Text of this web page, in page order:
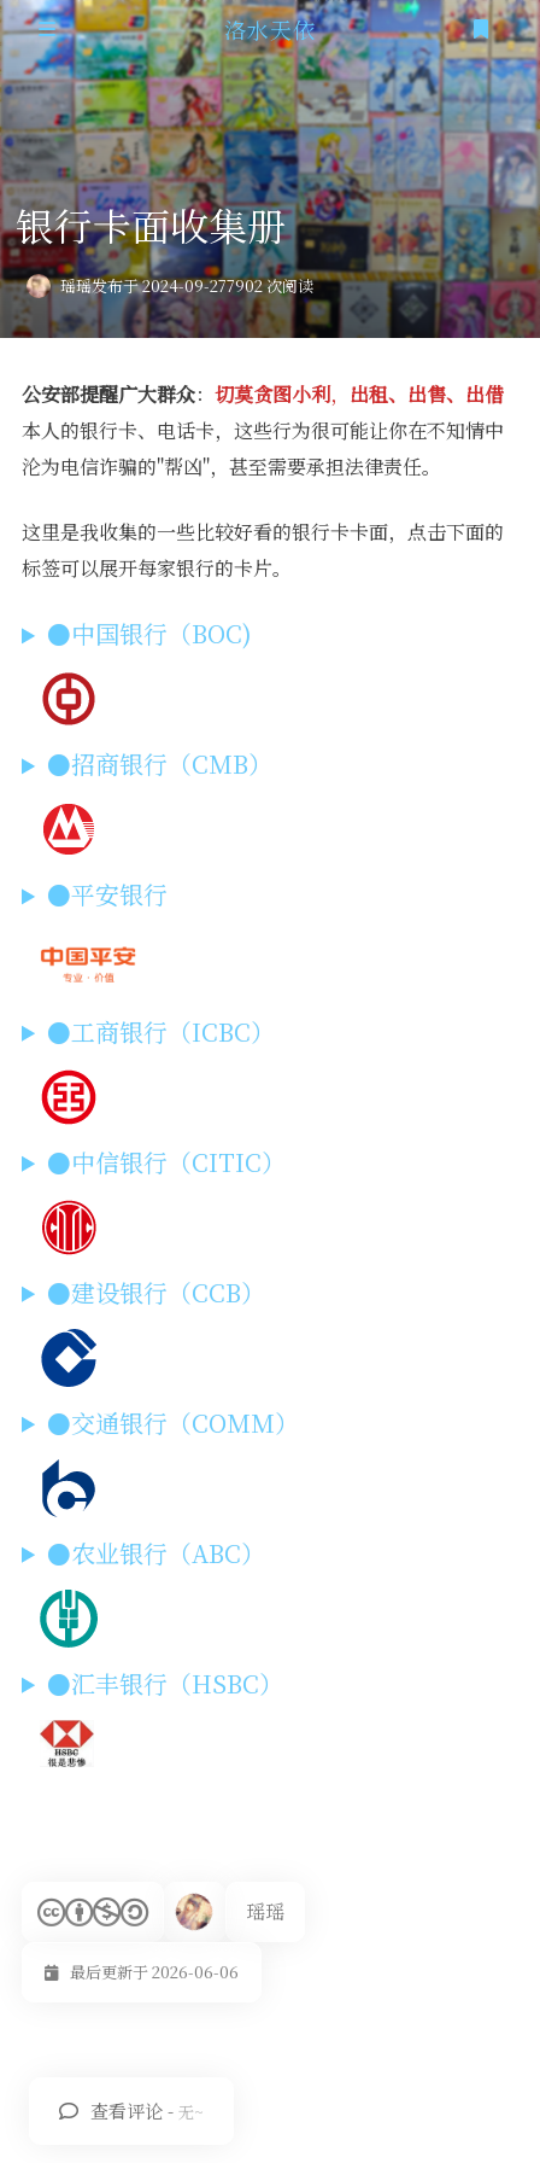
首页
时光机
追番
隐私政策
洛水天依
登录
银行卡面收集册
瑶瑶发布于 2024-09-277902 次阅读
公安部提醒广大群众： 切莫贪图小利， 出租、出售、出借
本人的银行卡、电话卡，这些行为很可能让你在不知情中
沦为电信诈骗的"帮凶"，甚至需要承担法律责任。
这里是我收集的一些比较好看的银行卡卡面，点击下面的
标签可以展开每家银行的卡片。
●中国银行（BOC)
●招商银行（CMB）
●平安银行
●工商银行（ICBC）
●中信银行（CITIC）
●建设银行（CCB）
●交通银行（COMM）
●农业银行（ABC）
●汇丰银行（HSBC）
瑶瑶
最后更新于 2026-06-06
查看评论 -无~